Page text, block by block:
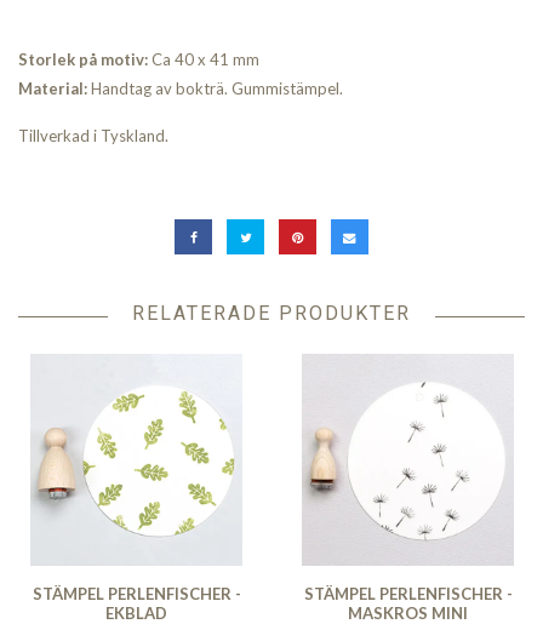
Storlek på motiv:Ca 40 x 41 mm
Material:Handtag av bokträ. Gummistämpel.
Tillverkad i Tyskland.
RELATERADE PRODUKTER
STÄMPEL PERLENFISCHER -
EKBLAD
STÄMPEL PERLENFISCHER -
MASKROS MINI